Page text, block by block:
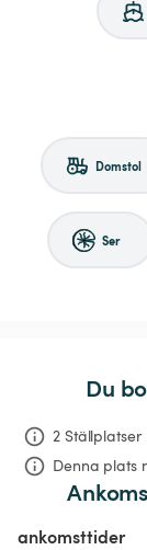
Domstol
Ser
Du
2
Denna plats
ankomsttider